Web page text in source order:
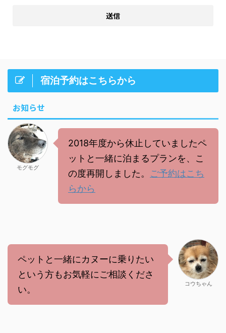
宿泊予約はこちらから
お知らせ
モグモグ
2018年度から休止していましたペ
ットと一緒に泊まるプランを、こ
の度再開しました。 ご予約はこち
らから
ペットと一緒にカヌーに乗りたい
という方もお気軽にご相談くださ
い。
コウちゃん